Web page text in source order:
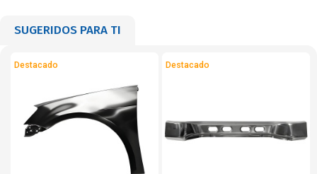
SUGERIDOS PARA TI
Destacado Destacado